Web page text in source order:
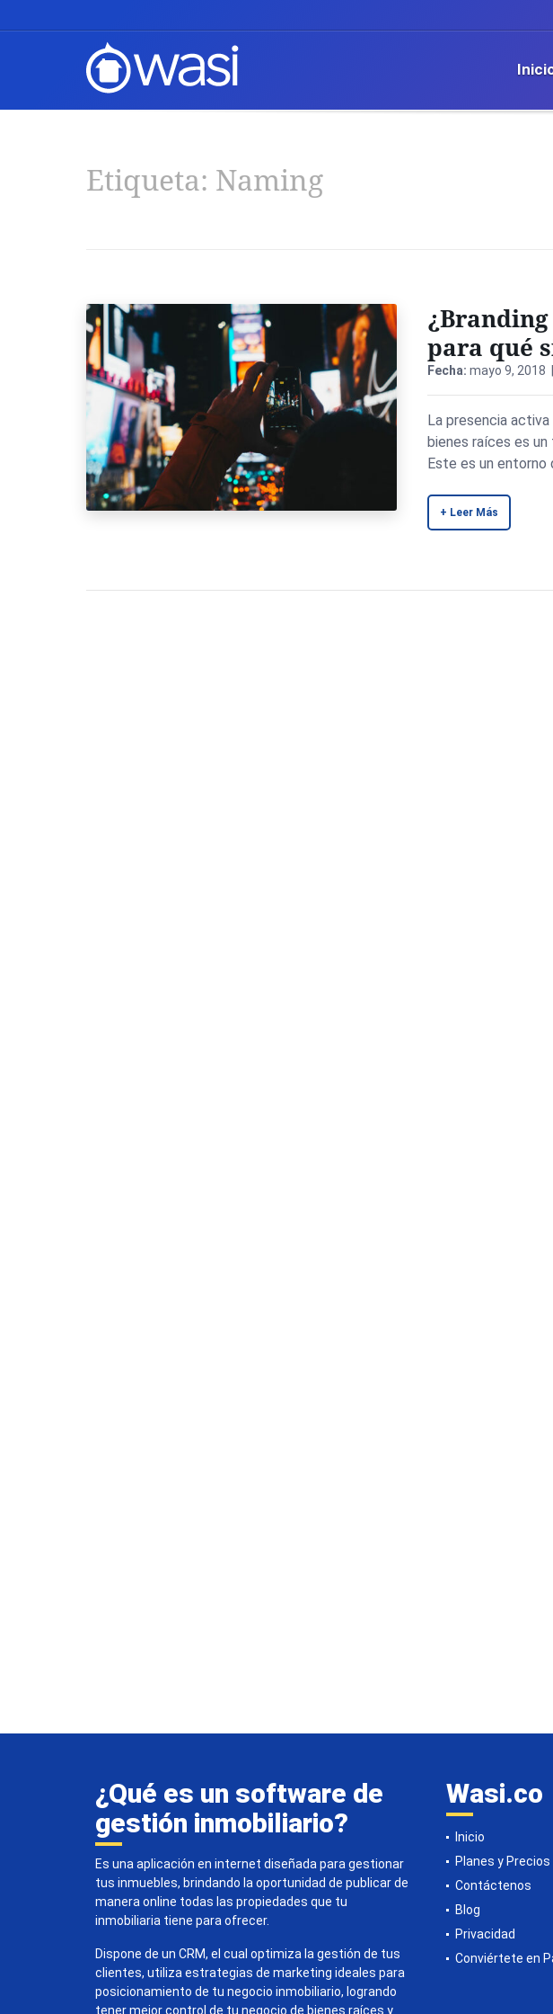
Etiqueta: Naming
para qué
Fecha: mayo 9,
La presencia
bienes raíces es
Este es un entorno
+ Leer Más
¿Qué es un software de
gestión inmobiliario?
Es una aplicación en internet diseñada para gestionar
tus inmuebles, brindando la oportunidad de publicar de
manera online todas las propiedades que tu
inmobiliaria tiene para ofrecer.
Dispone de un CRM, el cual optimiza la gestión de tus
clientes, utiliza estrategias de marketing ideales para
posicionamiento de tu negocio inmobiliario, logrando
tener mejor control de tu negocio de bienes raíces y
Wasi.co
Inicio
Planes y Precios
Contáctenos
Blog
Privacidad
Conviértete en